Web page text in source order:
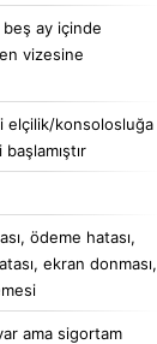
ay içinde
vizesine
elçilik/konsolosluğa
ödeme hatası,
ekran donması,
ama sigortam